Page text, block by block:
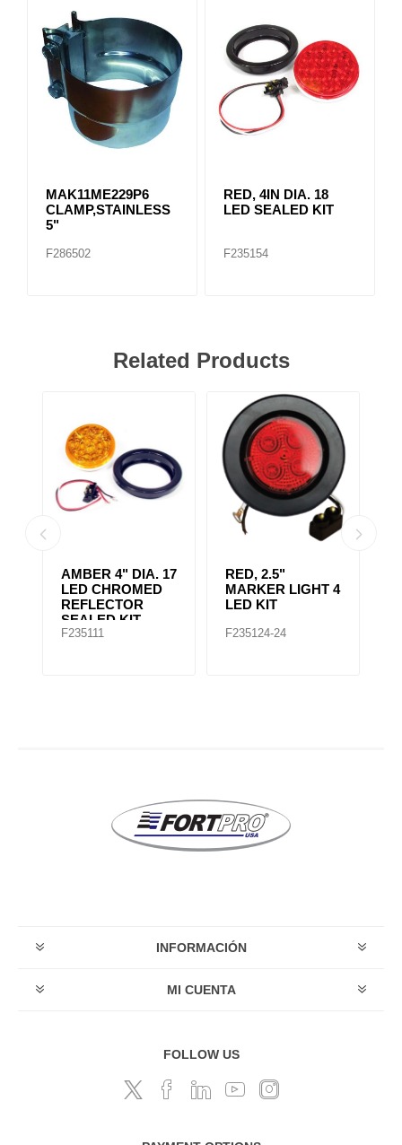
MAK11ME229P6
CLAMP,STAINLESS
5"
F286502
RED, 4IN DIA. 18
LED SEALED KIT
F235154
Related Products
AMBER CLEAR,
4IN DIA. 10 LED
SEALED
F235167
4" RED 10 LED
LIGHT
F235148
INFORMACIÓN
MI CUENTA
FOLLOW US